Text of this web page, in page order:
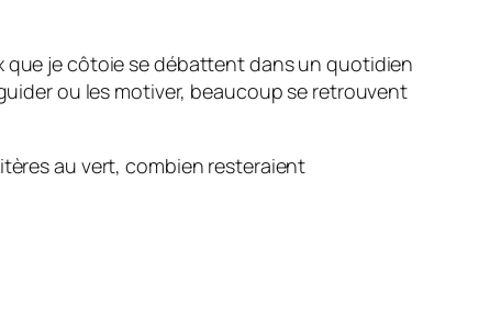
que je côtoie se débattent dans un quotidien
ou les motiver, beaucoup se retrouvent
au vert, combien resteraient